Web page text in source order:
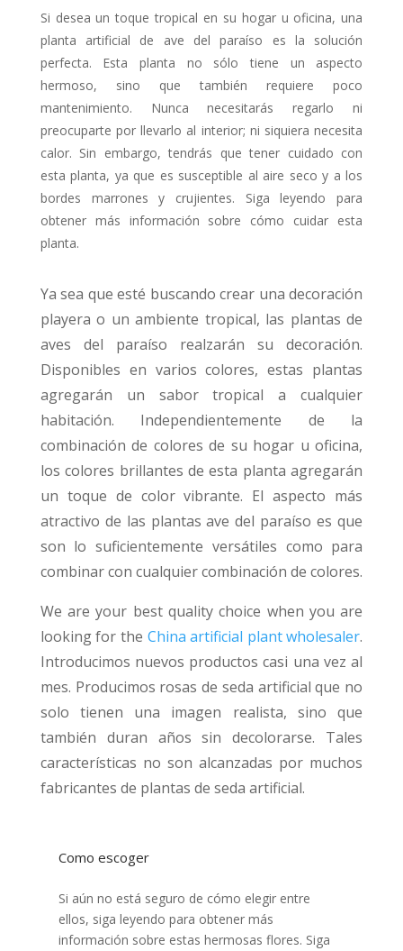
Si desea un toque tropical en su hogar u oficina, una
planta artificial de ave del paraíso es la solución
perfecta. Esta planta no sólo tiene un aspecto
hermoso, sino que también requiere poco
mantenimiento. Nunca necesitarás regarlo ni
preocuparte por llevarlo al interior; ni siquiera necesita
calor. Sin embargo, tendrás que tener cuidado con
esta planta, ya que es susceptible al aire seco y a los
bordes marrones y crujientes. Siga leyendo para
obtener más información sobre cómo cuidar esta
planta.
Ya sea que esté buscando crear una decoración
playera o un ambiente tropical, las plantas de
aves del paraíso realzarán su decoración.
Disponibles en varios colores, estas plantas
agregarán un sabor tropical a cualquier
habitación. Independientemente de la
combinación de colores de su hogar u oficina,
los colores brillantes de esta planta agregarán
un toque de color vibrante. El aspecto más
atractivo de las plantas ave del paraíso es que
son lo suficientemente versátiles como para
combinar con cualquier combinación de colores.
We are your best quality choice when you are
looking for the China artificial plant wholesaler.
Introducimos nuevos productos casi una vez al
mes. Producimos rosas de seda artificial que no
solo tienen una imagen realista, sino que
también duran años sin decolorarse. Tales
características no son alcanzadas por muchos
fabricantes de plantas de seda artificial.
Como escoger
Si aún no está seguro de cómo elegir entre
ellos, siga leyendo para obtener más
información sobre estas hermosas flores. Siga